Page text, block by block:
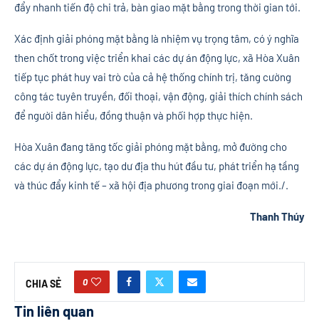
đẩy nhanh tiến độ chi trả, bàn giao mặt bằng trong thời gian tới.
Xác định giải phóng mặt bằng là nhiệm vụ trọng tâm, có ý nghĩa
then chốt trong việc triển khai các dự án động lực, xã Hòa Xuân
tiếp tục phát huy vai trò của cả hệ thống chính trị, tăng cường
công tác tuyên truyền, đối thoại, vận động, giải thích chính sách
để người dân hiểu, đồng thuận và phối hợp thực hiện.
Hòa Xuân đang tăng tốc giải phóng mặt bằng, mở đường cho
các dự án động lực, tạo dư địa thu hút đầu tư, phát triển hạ tầng
và thúc đẩy kinh tế – xã hội địa phương trong giai đoạn mới./.
Thanh Thúy
CHIA SẺ 0
Tin liên quan